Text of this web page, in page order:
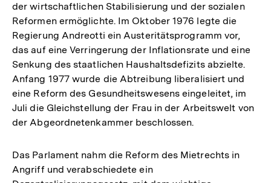
der wirtschaftlichen Stabilisierung und der sozialen
Reformen ermöglichte. Im Oktober 1976 legte die
Regierung Andreotti ein Austeritätsprogramm vor,
das auf eine Verringerung der Inflationsrate und eine
Senkung des staatlichen Haushaltsdefizits abzielte.
Anfang 1977 wurde die Abtreibung liberalisiert und
eine Reform des Gesundheitswesens eingeleitet, im
Juli die Gleichstellung der Frau in der Arbeitswelt von
der Abgeordnetenkammer beschlossen.
Das Parlament nahm die Reform des Mietrechts in
Angriff und verabschiedete ein